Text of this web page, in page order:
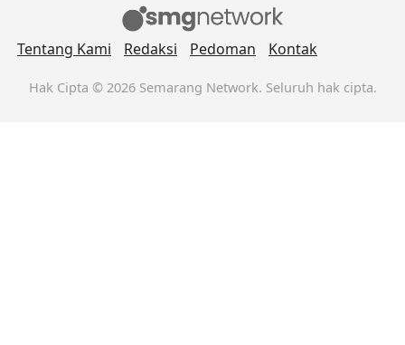
Tentang Kami Redaksi Pedoman Kontak
Hak Cipta © 2026 Semarang Network. Seluruh hak cipta.